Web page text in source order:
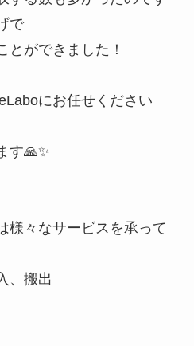
で
とができました！
にお任せください
す🙏✨
様々なサービスを承って
、搬出